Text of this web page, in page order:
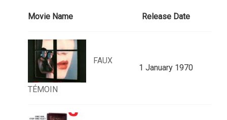
Movie Name Release Date
FAUX
TÉMOIN
1 January 1970